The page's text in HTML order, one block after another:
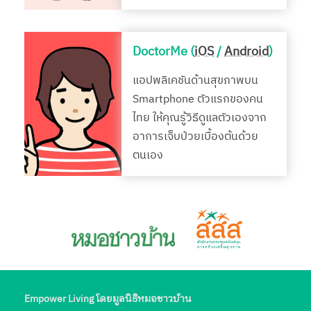
DoctorMe (iOS/Android)
แอปพลิเคชันด้านสุขภาพบน
Smartphone ตัวแรกของคน
ไทย ให้คุณรู้วิธีดูแลตัวเองจาก
อาการเจ็บป่วยเบื้องต้นด้วย
ตนเอง
Empower Living โดยมูลนิธิหมอชาวบ้าน